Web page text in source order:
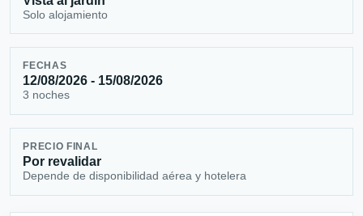
Solo alojamiento
FECHAS
12/08/2026 - 15/08/2026
3 noches
PRECIO FINAL
Por revalidar
Depende de disponibilidad aérea y hotelera